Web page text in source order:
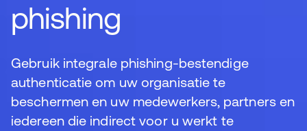
Resources
phishing
Gebruik integrale phishing-bestendige
authenticatie om uw organisatie te
beschermen en uw medewerkers, partners en
iedereen die indirect voor u werkt te